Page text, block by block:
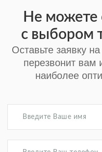
Не можете
с выбором
Оставьте заявку
перезвонит вам
наиболее